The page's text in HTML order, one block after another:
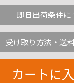
即日出荷条件に
受け取り方法・送
カートに